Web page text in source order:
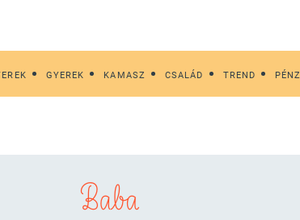
GYEREK KAMASZ CSALÁD TREND
Baba